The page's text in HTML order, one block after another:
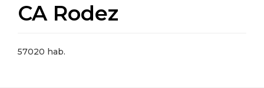
CA Rodez
57020 hab.